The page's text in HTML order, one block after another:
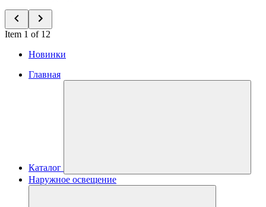
Item 1 of 12
Новинки
Главная
Каталог
Наружное освещение